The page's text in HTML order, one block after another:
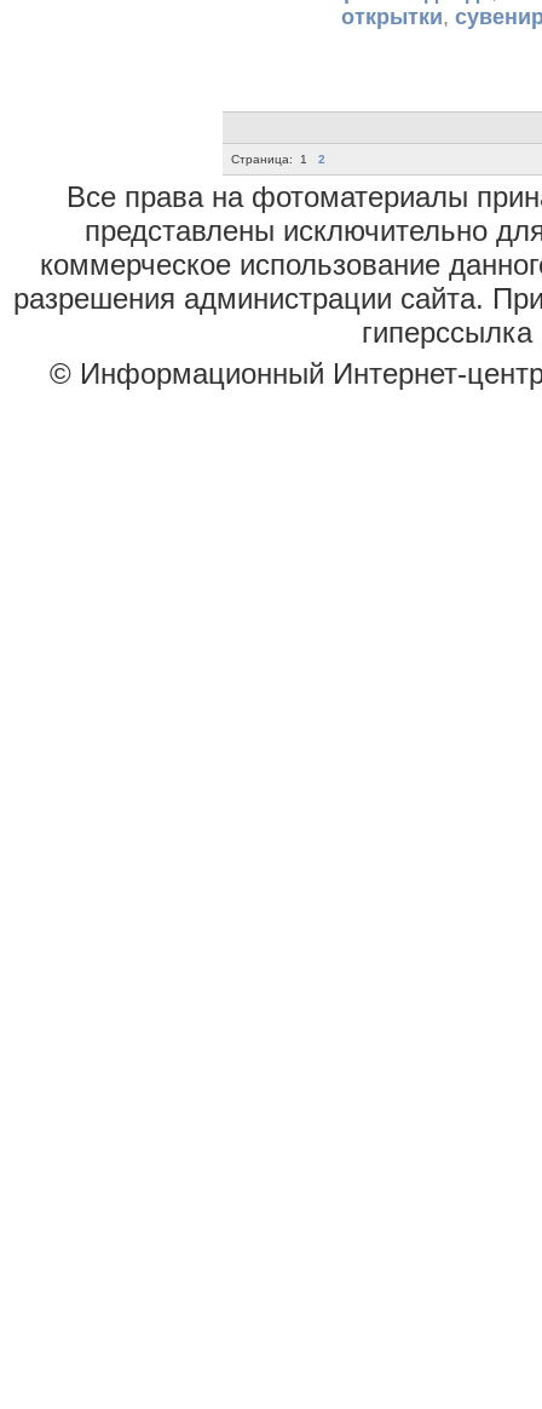
открытки,
Страница: 1 2
Все права на фотоматериалы
представлены исключительно
коммерческое использование
разрешения администрации сайта.
гиперссылка
© Информационный Интернет-